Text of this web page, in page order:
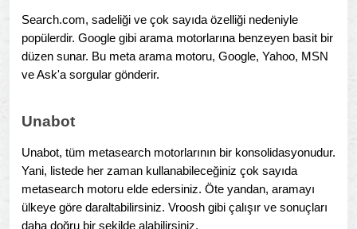
Search.com, sadeliği ve çok sayıda özelliği nedeniyle
popülerdir. Google gibi arama motorlarına benzeyen basit bir
düzen sunar. Bu meta arama motoru, Google, Yahoo, MSN
ve Ask'a sorgular gönderir.
Unabot
Unabot, tüm metasearch motorlarının bir konsolidasyonudur.
Yani, listede her zaman kullanabileceğiniz çok sayıda
metasearch motoru elde edersiniz. Öte yandan, aramayı
ülkeye göre daraltabilirsiniz. Vroosh gibi çalışır ve sonuçları
daha doğru bir şekilde alabilirsiniz.